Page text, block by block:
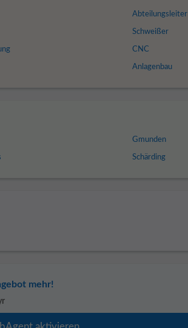
Abteilungsleiter
Schweißer
CNC
Anlagenbau
Gmunden
Schärding
mehr!